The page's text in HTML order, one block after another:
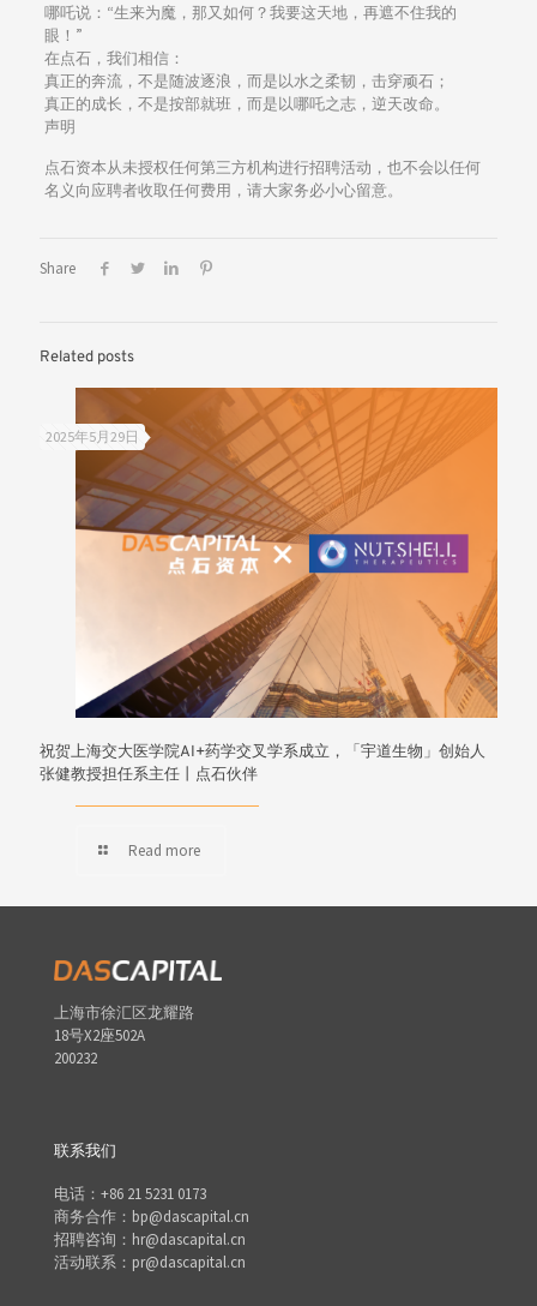
哪吒说：“生来为魔，那又如何？我要这天地，再遮不住我的
眼！”
在点石，我们相信：
真正的奔流，不是随波逐浪，而是以水之柔韧，击穿顽石；
真正的成长，不是按部就班，而是以哪吒之志，逆天改命。
声明
点石资本从未授权任何第三方机构进行招聘活动，也不会以任何
名义向应聘者收取任何费用，请大家务必小心留意。
Share
Related posts
2025年5月29日
祝贺上海交大医学院AI+药学交叉学系成立，「宇道生物」创始人
张健教授担任系主任丨点石伙伴
Read more
上海市徐汇区龙耀路
18号X2座502A
200232
联系我们
电话：+86 21 5231 0173
商务合作：bp@dascapital.cn
招聘咨询：hr@dascapital.cn
活动联系：pr@dascapital.cn